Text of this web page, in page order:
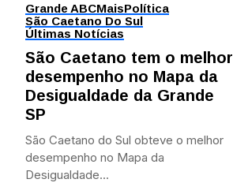
Grande ABCMaisPolítica
São Caetano Do Sul
Últimas Notícias
São Caetano tem o melhor
desempenho no Mapa da
Desigualdade da Grande
SP
São Caetano do Sul obteve o melhor
desempenho no Mapa da
Desigualdade...